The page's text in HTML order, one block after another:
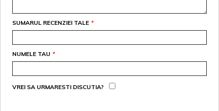
*
SUMARUL RECENZIEI TALE
*
NUMELE TAU
VREI SA URMARESTI DISCUTIA?